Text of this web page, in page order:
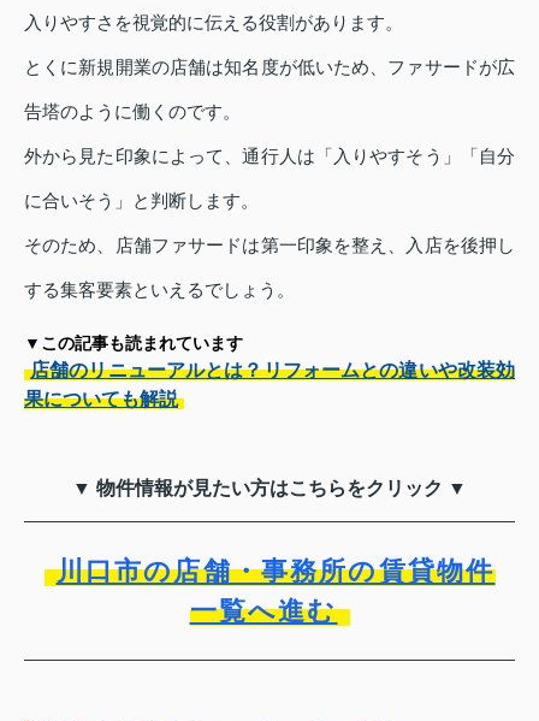
入りやすさを視覚的に伝える役割があります。
とくに新規開業の店舗は知名度が低いため、ファサードが広
告塔のように働くのです。
外から見た印象によって、通行人は「入りやすそう」「自分
に合いそう」と判断します。
そのため、店舗ファサードは第一印象を整え、入店を後押し
する集客要素といえるでしょう。
▼この記事も読まれています
店舗のリニューアルとは？リフォームとの違いや改装効
果についても解説
▼ 物件情報が見たい方はこちらをクリック ▼
川口市の店舗・事務所の賃貸物件
一覧へ進む